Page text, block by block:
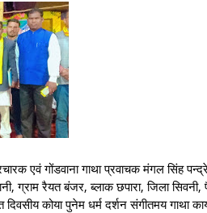
एवं गोंडवाना गाथा प्रवाचक मंगल सिंह
ग्राम रैयत बंजर, ब्लाक छपारा, जिला
कोया पुनेम धर्म दर्शन संगीतमय गाथा